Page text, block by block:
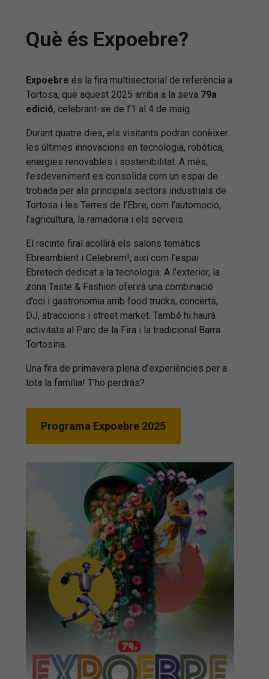
Què és Expoebre?
Expoebre és la fira multisectorial de referència a
Tortosa, que aquest 2025 arriba a la seva 79a
edició, celebrant-se de l’1 al 4 de maig..
Durant quatre dies, els visitants podran conèixer
les últimes innovacions en tecnologia, robòtica,
energies renovables i sostenibilitat. A més,
l’esdeveniment es consolida com un espai de
trobada per als principals sectors industrials de
Tortosa i les Terres de l’Ebre, com l’automoció,
l’agricultura, la ramaderia i els serveis.
El recinte firal acollirà els salons temàtics
Ebreambient i Celebrem!, així com l’espai
Ebretech dedicat a la tecnologia. A l’exterior, la
zona Taste & Fashion oferirà una combinació
d’oci i gastronomia amb food trucks, concerts,
DJ, atraccions i street market. També hi haurà
activitats al Parc de la Fira i la tradicional Barra
Tortosina.
Una fira de primavera plena d’experiències per a
tota la família! T’ho perdràs?
Programa Expoebre 2025